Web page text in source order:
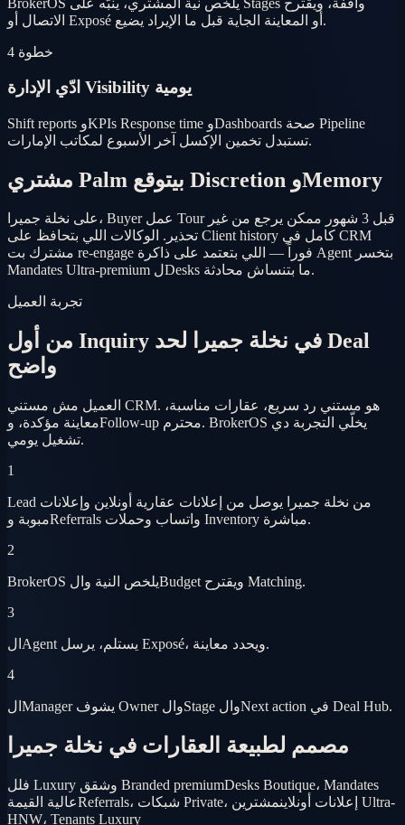
BrokerOS يلخص نية المشتري، ينبّه على Stages واقفة، ويقترح
الاتصال أو Exposé أو المعاينة الجاية قبل ما الإيراد يضيع.
خطوة 4
ادّي الإدارة Visibility يومية
Shift reports وKPIs Response time وDashboards صحة Pipeline
تستبدل تخمين الإكسل آخر الأسبوع لمكاتب الإمارات.
مشتري Palm بيتوقع Discretion وMemory
على نخلة جميرا، Buyer عمل Tour قبل 3 شهور ممكن يرجع من غير
تحذير. الوكالات اللي بتحافظ على Client history كامل في CRM
مشترك بت re-engage فوراً — اللي بتعتمد على ذاكرة Agent بتخسر
Mandates Ultra-premium لDesks ما بتنساش محادثة.
تجربة العميل
من أول Inquiry في نخلة جميرا لحد Deal
واضح
العميل مش مستني CRM. هو مستني رد سريع، عقارات مناسبة،
معاينة مؤكدة، وFollow-up محترم. BrokerOS يخلّي التجربة دي
تشغيل يومي.
1
Lead من نخلة جميرا يوصل من إعلانات عقارية أونلاين وإعلانات
مبوبة وReferrals واتساب وحملات Inventory مباشرة.
2
BrokerOS يلخص النية والBudget ويقترح Matching.
3
الAgent يستلم، يرسل Exposé، ويحدد معاينة.
4
الManager يشوف Owner والStage والNext action في Deal Hub.
مصمم لطبيعة العقارات في نخلة جميرا
فلل Luxury وشقق Branded premiumDesks Boutique، Mandates
عالية القيمة
Referrals، شبكات Private، إعلانات أونلاينمشترين Ultra-
HNW، Tenants Luxury